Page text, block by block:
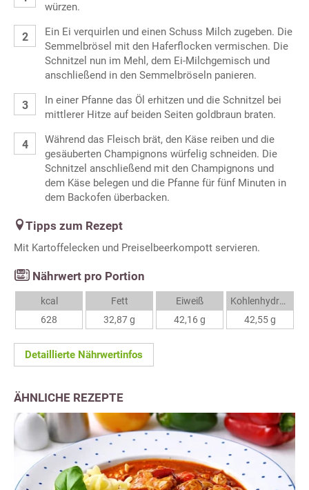
würzen.
Ein Ei verquirlen und einen Schuss Milch zugeben. Die
Semmelbrösel mit den Haferflocken vermischen. Die
Schnitzel nun im Mehl, dem Ei-Milchgemisch und
anschließend in den Semmelbröseln panieren.
In einer Pfanne das Öl erhitzen und die Schnitzel bei
mittlerer Hitze auf beiden Seiten goldbraun braten.
Während das Fleisch brät, den Käse reiben und die
gesäuberten Champignons würfelig schneiden. Die
Schnitzel anschließend mit den Champignons und
dem Käse belegen und die Pfanne für fünf Minuten in
dem Backofen überbacken.
Tipps zum Rezept
Mit Kartoffelecken und Preiselbeerkompott servieren.
Nährwert pro Portion
kcal
628
Fett
32,87 g
Eiweiß
42,16 g
Kohlenhydrate
42,55 g
Detaillierte Nährwertinfos
ÄHNLICHE REZEPTE